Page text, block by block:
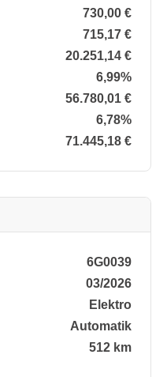
730,00 €
715,17 €
20.251,14 €
6,99%
56.780,01 €
6,78%
71.445,18 €
6G0039
03/2026
Elektro
Automatik
512 km